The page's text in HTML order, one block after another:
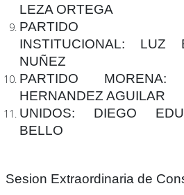
LEZA ORTEGA
PARTIDO
INSTITUCIONAL: LUZ
NUÑEZ
PARTIDO MORENA:
HERNANDEZ AGUILAR
UNIDOS: DIEGO
BELLO
Sesion Extraordinaria de